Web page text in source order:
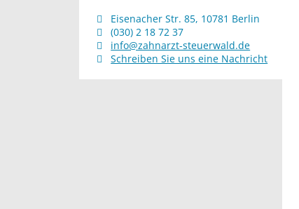
Eisenacher Str. 85, 10781 Berlin
(030) 2 18 72 37
info@zahnarzt-steuerwald.de
Schreiben Sie uns eine Nachricht